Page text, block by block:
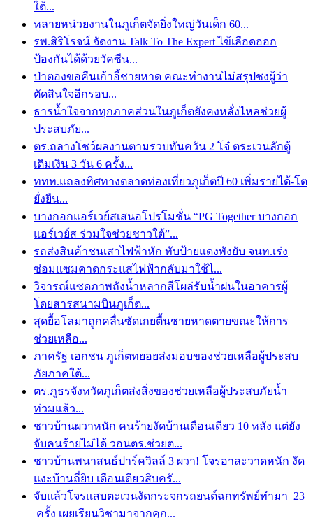
ใต้...
หลายหน่วยงานในภูเก็ตจัดยิ่งใหญ่วันเด็ก 60...
รพ.สิริโรจน์ จัดงาน Talk To The Expert ไข้เลือดออก
ป้องกันได้ด้วยวัคซีน...
ป่าตองขอคืนเก้าอี้ชายหาด คณะทำงานไม่สรุปชงผู้ว่า
ตัดสินใจอีกรอบ...
ธารน้ำใจจากทุกภาคส่วนในภูเก็ตยังคงหลั่งไหลช่วยผู้
ประสบภัย...
ตร.ถลางโชว์ผลงานตามรวบทันควัน 2 โจ๋ ตระเวนลักตู้
เติมเงิน 3 วัน 6 ครั้ง...
ททท.แถลงทิศทางตลาดท่องเที่ยวภูเก็ตปี 60 เพิ่มรายได้-โต
ยั่งยืน...
บางกอกแอร์เวย์สเสนอโปรโมชั่น “PG Together บางกอก
แอร์เวย์ส ร่วมใจช่วยชาวใต้”...
รถส่งสินค้าชนเสาไฟฟ้าหัก ทับป้ายแดงพังยับ จนท.เร่ง
ซ่อมแซมคาดกระแสไฟฟ้ากลับมาใช้ไ...
วิจารณ์แซดภาพถังน้ำหลากสีโผล่รับน้ำฝนในอาคารผู้
โดยสารสนามบินภูเก็ต...
สุดยื้อโลมาถูกคลื่นซัดเกยตื้นชายหาดตายขณะให้การ
ช่วยเหลือ...
ภาครัฐ เอกชน ภูเก็ตทยอยส่งมอบของช่วยเหลือผู้ประสบ
ภัยภาคใต้...
ตร.ภูธรจังหวัดภูเก็ตส่งสิ่งของช่วยเหลือผู้ประสบภัยน้ำ
ท่วมแล้ว...
ชาวบ้านผวาหนัก คนร้ายงัดบ้านเดือนเดียว 10 หลัง แต่ยัง
จับคนร้ายไม่ได้ วอนตร.ช่วยต...
ชาวบ้านพนาสนธ์ปาร์ควิลล์ 3 ผวา! โจรอาละวาดหนัก งัด
แงะบ้านถี่ยิบ เดือนเดียวสิบครั...
จับแล้วโจรแสบตะเวนงัดกระจกรถยนต์ฉกทรัพย์ทำมา 23
ครั้ง เผยเรียนวิชามาจากคุก...